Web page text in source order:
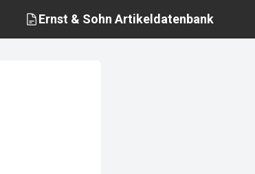
Ernst & Sohn Artikeldatenbank